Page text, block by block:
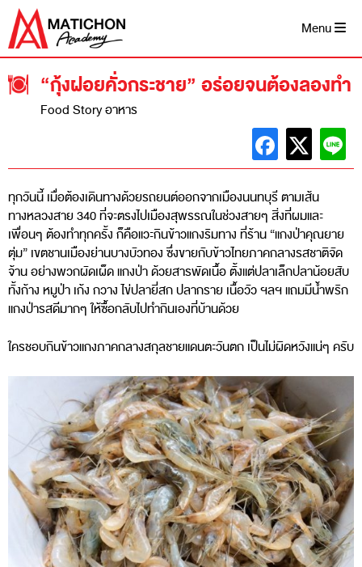
Skip
content
Menu
“กุ้งฝอยคั่วกระชาย” อร่อยจนต้องลองทำ
Food Story อาหาร
ทุกวันนี้ เมื่อต้องเดินทางด้วยรถยนต์ออกจากเมืองนนทบุรี ตามเส้น
ทางหลวงสาย 340 ที่จะตรงไปเมืองสุพรรณในช่วงสายๆ สิ่งที่ผมและ
เพื่อนๆ ต้องทำทุกครั้ง ก็คือแวะกินข้าวแกงริมทาง ที่ร้าน “แกงป่าคุณยาย
ตุ่ม” เขตชานเมืองย่านบางบัวทอง ซึ่งขายกับข้าวไทยภาคกลางรสชาติจัด
จ้าน อย่างพวกผัดเผ็ด แกงป่า ด้วยสารพัดเนื้อ ตั้งแต่ปลาเล็กปลาน้อยสับ
ทั้งก้าง หมูป่า เก้ง กวาง ไข่ปลายี่สก ปลากราย เนื้อวัว ฯลฯ แถมมีน้ำพริก
แกงป่ารสดีมากๆ ให้ซื้อกลับไปทำกินเองที่บ้านด้วย
ใครชอบกินข้าวแกงภาคกลางสกุลชายแดนตะวันตก เป็นไม่ผิดหวังแน่ๆ ครับ